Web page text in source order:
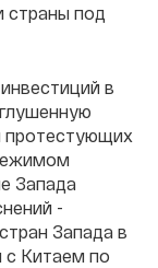
страны под
в
протестующих
Запада
-
Запада в
с Китаем по